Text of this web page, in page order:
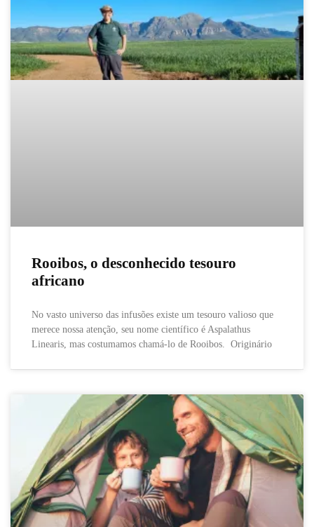
Rooibos, o desconhecido tesouro
africano
No vasto universo das infusões existe um tesouro valioso que
merece nossa atenção, seu nome científico é Aspalathus
Linearis, mas costumamos chamá-lo de Rooibos. Originário